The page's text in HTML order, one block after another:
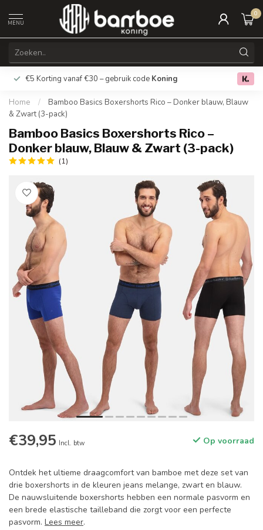
MENU
0
€5 Korting vanaf €30 – gebruik code Koning Gratis
Home /
Bamboo Basics Boxershorts Rico – Donker blauw, Blauw
& Zwart (3-pack)
Bamboo Basics Boxershorts Rico –
Donker blauw, Blauw & Zwart (3-pack)
(1)
€39,95 Incl. btw Op voorraad
Ontdek het ultieme draagcomfort van bamboe met deze set van
drie boxershorts in de kleuren jeans melange, zwart en blauw.
De nauwsluitende boxershorts hebben een normale pasvorm en
een brede elastische tailleband die zorgt voor een perfecte
pasvorm. Lees meer.